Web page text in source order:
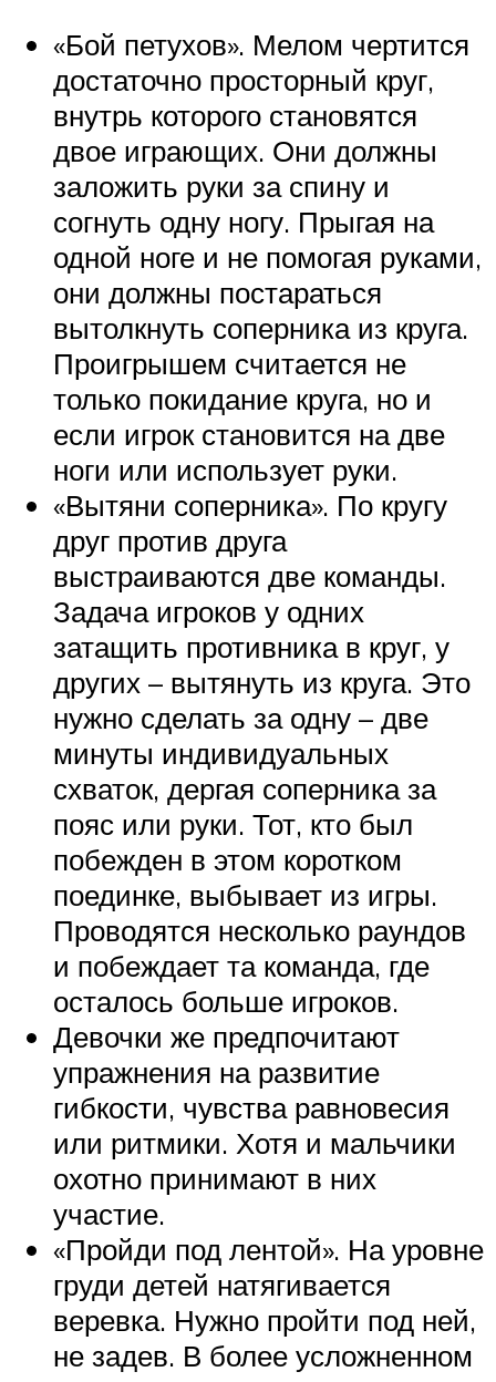
«Бой петухов». Мелом чертится
достаточно просторный круг,
внутрь которого становятся
двое играющих. Они должны
заложить руки за спину и
согнуть одну ногу. Прыгая на
одной ноге и не помогая руками,
они должны постараться
вытолкнуть соперника из круга.
Проигрышем считается не
только покидание круга, но и
если игрок становится на две
ноги или использует руки.
«Вытяни соперника». По кругу
друг против друга
выстраиваются две команды.
Задача игроков у одних
затащить противника в круг, у
других – вытянуть из круга. Это
нужно сделать за одну – две
минуты индивидуальных
схваток, дергая соперника за
пояс или руки. Тот, кто был
побежден в этом коротком
поединке, выбывает из игры.
Проводятся несколько раундов
и побеждает та команда, где
осталось больше игроков.
Девочки же предпочитают
упражнения на развитие
гибкости, чувства равновесия
или ритмики. Хотя и мальчики
охотно принимают в них
участие.
«Пройди под лентой». На уровне
груди детей натягивается
веревка. Нужно пройти под ней,
не задев. В более усложненном